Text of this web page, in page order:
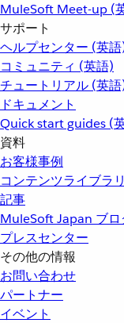
MuleSoft Meet-up (
サポート
ヘルプセンター (英
コミュニティ (英語)
チュートリアル (英
ドキュメント
Quick start guides (
資料
お客様事例
コンテンツライブラリ
記事
MuleSoft Japan ブロ
プレスセンター
その他の情報
お問い合わせ
パートナー
イベント